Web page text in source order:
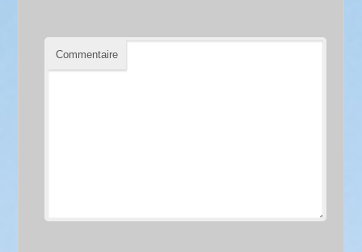
Commentaire